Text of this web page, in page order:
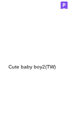
Cute baby boy2(TW)